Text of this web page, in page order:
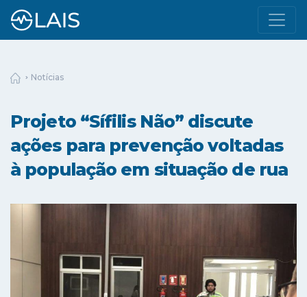
Notícias
Projeto “Sífilis Não” discute
ações para prevenção voltadas
à população em situação de rua